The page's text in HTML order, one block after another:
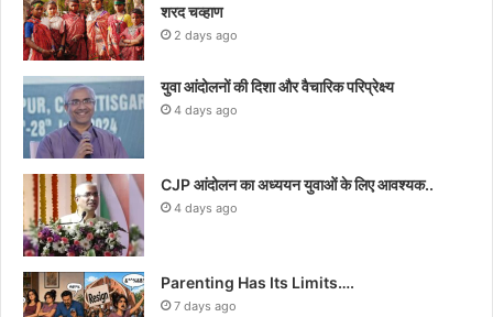
शरद चव्हाण
2 days ago
युवा आंदोलनों की दिशा और वैचारिक परिप्रेक्ष्य
4 days ago
CJP आंदोलन का अध्ययन युवाओं के लिए आवश्यक..
4 days ago
Parenting Has Its Limits….
7 days ago